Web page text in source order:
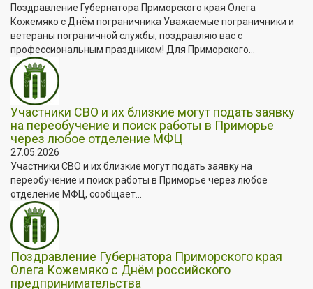
Поздравление Губернатора Приморского края Олега
Кожемяко с Днём пограничника Уважаемые пограничники и
ветераны пограничной службы, поздравляю вас с
профессиональным праздником! Для Приморского...
Участники СВО и их близкие могут подать заявку
на переобучение и поиск работы в Приморье
через любое отделение МФЦ
27.05.2026
Участники СВО и их близкие могут подать заявку на
переобучение и поиск работы в Приморье через любое
отделение МФЦ, сообщает...
Поздравление Губернатора Приморского края
Олега Кожемяко с Днём российского
предпринимательства